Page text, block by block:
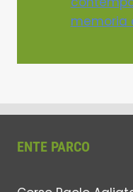
memoria
ENTE PARCO